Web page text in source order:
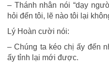
– Thánh nhân nói “dạy
hỏi đến tôi, lẽ nào tôi lại
Lý Hoàn cười nói:
– Chúng ta kéo chị ấy đến
ấy tỉnh lại mới được.